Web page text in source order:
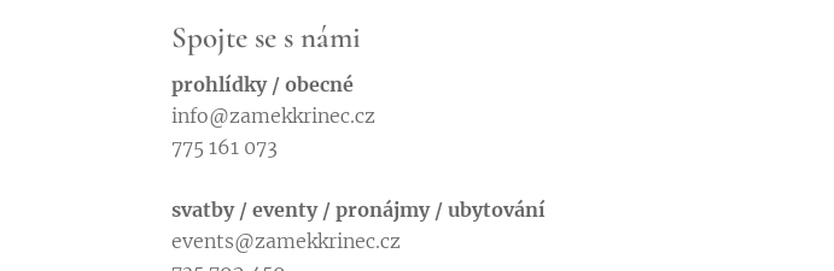
Spojte se s námi
prohlídky / obecné
info@zamekkrinec.cz
775 161 073
svatby / eventy / pronájmy / ubytování
events@zamekkrinec.cz